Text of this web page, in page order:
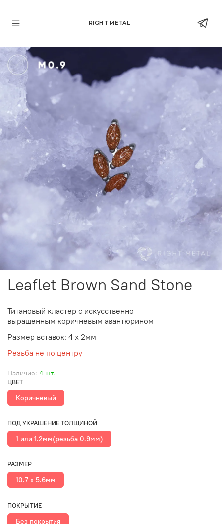
RIGHT METAL
Наличие: 4 шт.
Leaflet Brown Sand Stone
ЦВЕТ
Коричневый
ПОД УКРАШЕНИЕ ТОЛЩИНОЙ
1 или 1.2мм(резьба 0.9мм)
РАЗМЕР
10.7 х 5.6мм
ПОКРЫТИЕ
Без покрытия
Титановый кластер с искусственно
выращенным коричневым авантюрином
Размер вставок: 4 х 2мм
Резьба не по центру